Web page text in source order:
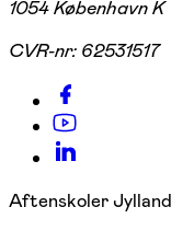
1054 København K
CVR-nr: 62531517
Aftenskoler Jylland